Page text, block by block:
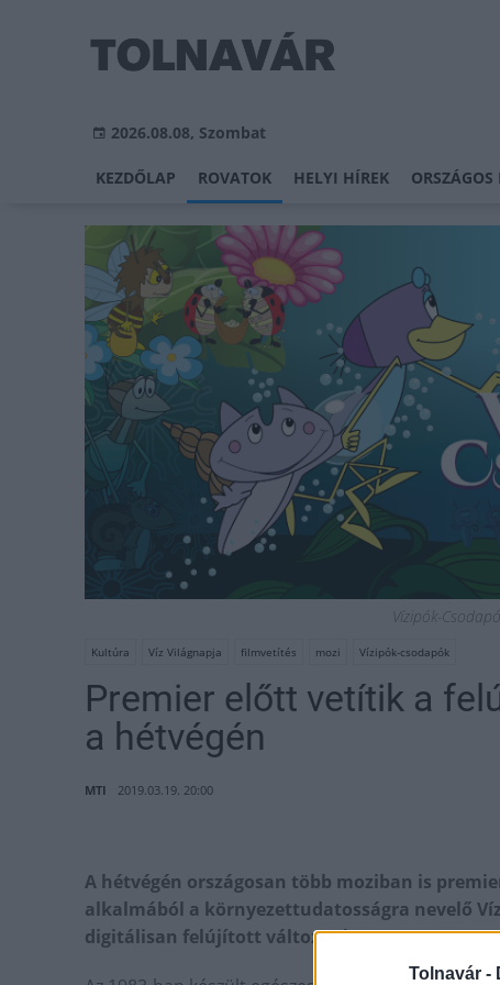
Tolnavár -
2026.08.08, Szombat
KEZDŐLAP ROVATOK HELYI HÍREK ORSZÁGOS
Vízipók-
Kultúra Víz Világnapja filmvetítés mozi Vízipók-csodapók
Premier előtt vetítik a
a hétvégén
MTI 2019.03.19. 20:00
A hétvégén országosan több moziban is
alkalmából a környezettudatosságra nevelő
digitálisan felújított változatát.